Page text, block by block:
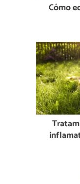
Cómo